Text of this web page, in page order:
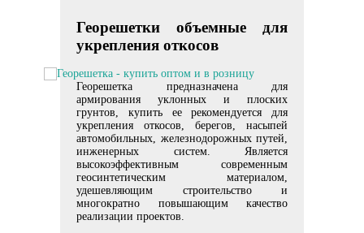
Георешетки объемные для
укрепления откосов
Георешетка предназначена для
армирования уклонных и плоских
грунтов, купить ее рекомендуется для
укрепления откосов, берегов, насыпей
автомобильных, железнодорожных путей,
инженерных систем. Является
высокоэффективным современным
геосинтетическим материалом,
удешевляющим строительство и
многократно повышающим качество
реализации проектов.